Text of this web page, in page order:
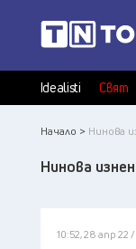
Idealisti Свят
Начало > Нинова
Нинова
10:52, 28 апр 22 /